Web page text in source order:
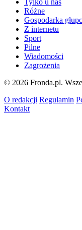
Różne
Gospodarka
Z internetu
Sport
Pilne
Wiadomości
Zagrożenia
© 2026 Fronda.pl.
O redakcji Regulamin
Kontakt